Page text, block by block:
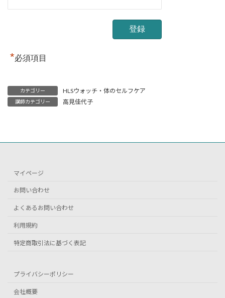
*必須項目
カテゴリー HLSウォッチ・体のセルフケア
講師カテゴリー 高見佳代子
マイページ
お問い合わせ
よくあるお問い合わせ
利用規約
特定商取引法に基づく表記
プライバシーポリシー
会社概要